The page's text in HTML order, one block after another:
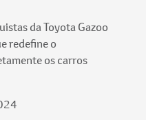
da Toyota Gazoo
redefine o
os carros